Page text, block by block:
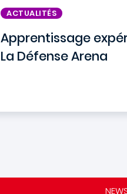
ACTUALITÉS
Apprentissage
La Défense Arena